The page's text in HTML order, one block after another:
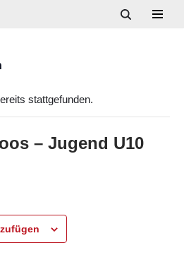
stattgefunden.
– Jugend U10